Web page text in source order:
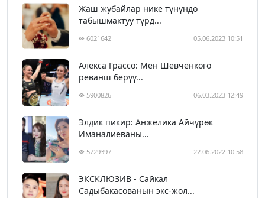
Жаш жубайлар нике түнүндө
табышмактуу түрд...
6021642 05.06.2023 10:51
Алекса Грассо: Мен Шевченкого
реванш берүү...
5900826 06.03.2023 12:49
Элдик пикир: Анжелика Айчүрөк
Иманалиеваны...
5729397 22.06.2022 10:58
ЭКСКЛЮЗИВ - Сайкал
Садыбакасованын экс-жол...